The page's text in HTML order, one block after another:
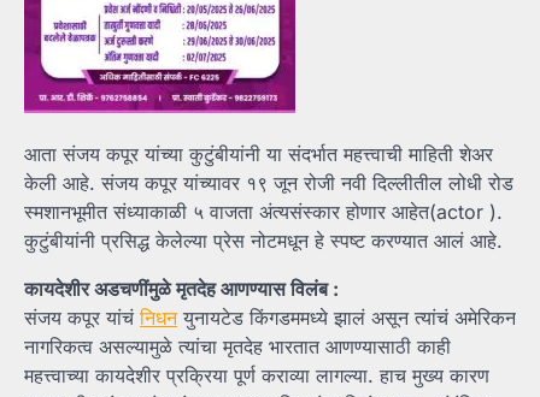
आता संजय कपूर यांच्या कुटुंबीयांनी या संदर्भात महत्त्वाची माहिती शेअर
केली आहे. संजय कपूर यांच्यावर १९ जून रोजी नवी दिल्लीतील लोधी रोड
स्मशानभूमीत संध्याकाळी ५ वाजता अंत्यसंस्कार होणार आहेत(actor ).
कुटुंबीयांनी प्रसिद्ध केलेल्या प्रेस नोटमधून हे स्पष्ट करण्यात आलं आहे.
कायदेशीर अडचणींमुळे मृतदेह आणण्यास विलंब :
संजय कपूर यांचंनिधनयुनायटेड किंगडममध्ये झालं असून त्यांचं अमेरिकन
नागरिकत्व असल्यामुळे त्यांचा मृतदेह भारतात आणण्यासाठी काही
महत्त्वाच्या कायदेशीर प्रक्रिया पूर्ण कराव्या लागल्या. हाच मुख्य कारण